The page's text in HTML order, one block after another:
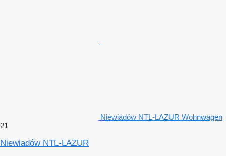
Niewiadów NTL-LAZUR Wohnwagen
21
Niewiadów NTL-LAZUR